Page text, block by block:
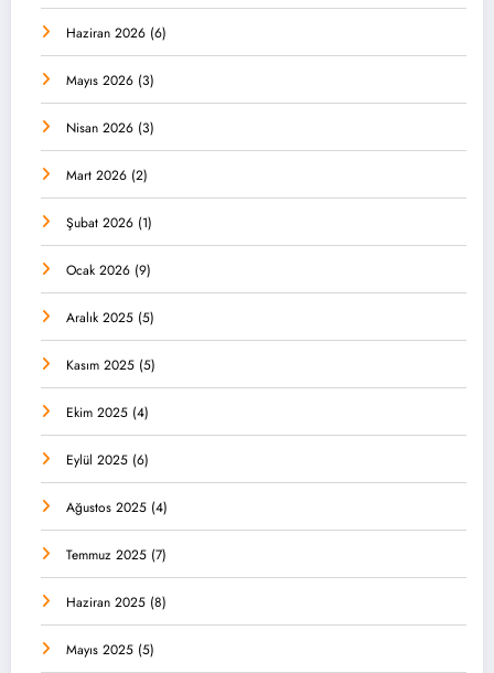
Haziran 2026 (6)
Mayıs 2026 (3)
Nisan 2026 (3)
Mart 2026 (2)
Şubat 2026 (1)
Ocak 2026 (9)
Aralık 2025 (5)
Kasım 2025 (5)
Ekim 2025 (4)
Eylül 2025 (6)
Ağustos 2025 (4)
Temmuz 2025 (7)
Haziran 2025 (8)
Mayıs 2025 (5)